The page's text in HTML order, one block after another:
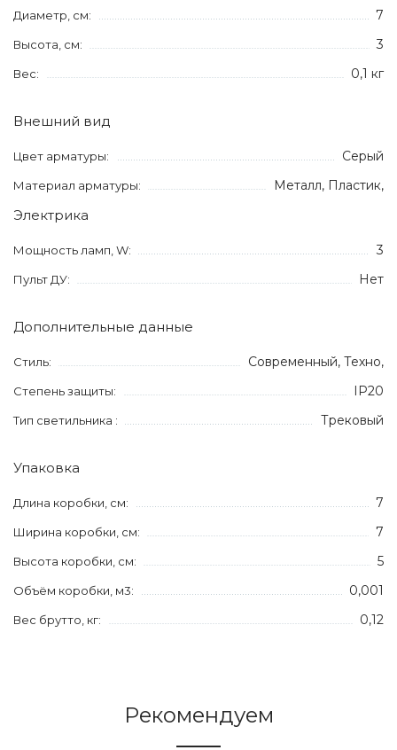
Диаметр, см: 7
Высота, см: 3
Вес: 0,1 кг
Внешний вид
Цвет арматуры: Серый
Материал арматуры: Металл, Пластик,
Электрика
Мощность ламп, W: 3
Пульт ДУ: Нет
Дополнительные данные
Стиль: Современный, Техно,
Степень защиты: IP20
Тип светильника : Трековый
Упаковка
Длина коробки, см: 7
Ширина коробки, см: 7
Высота коробки, см: 5
Объём коробки, м3: 0,001
Вес брутто, кг: 0,12
Рекомендуем